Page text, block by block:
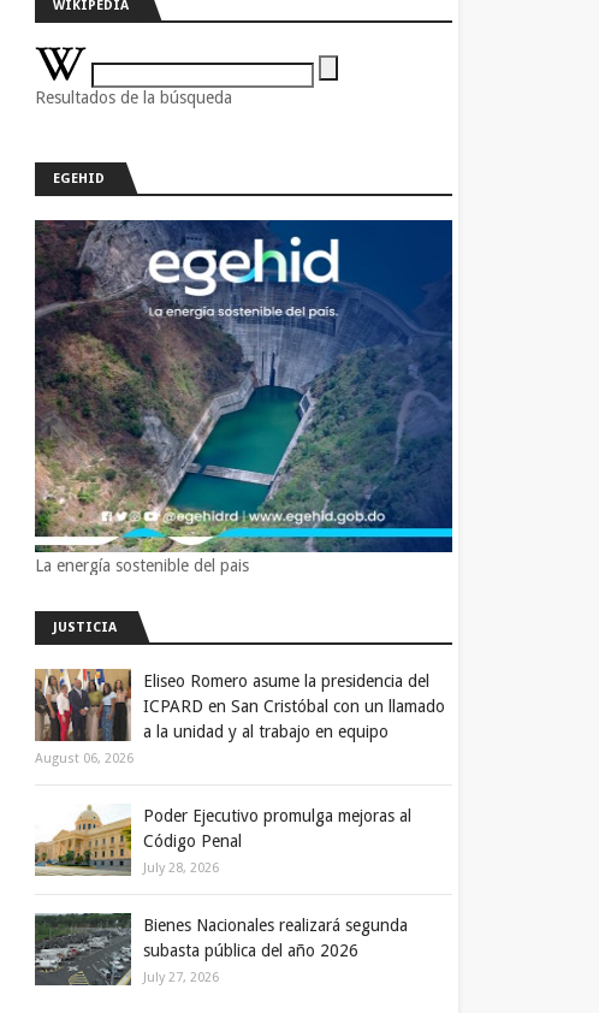
WIKIPEDIA
Resultados de la búsqueda
EGEHID
La energía sostenible del pais
JUSTICIA
Eliseo Romero asume la presidencia del
ICPARD en San Cristóbal con un llamado
a la unidad y al trabajo en equipo
August 06, 2026
Poder Ejecutivo promulga mejoras al
Código Penal
July 28, 2026
Bienes Nacionales realizará segunda
subasta pública del año 2026
July 27, 2026